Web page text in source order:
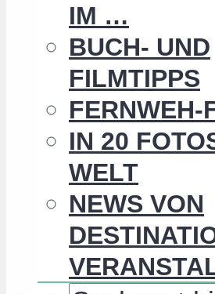
IM …
BUCH- UND
FILMTIPPS
FERNWEH-
IN 20
WELT
NEWS VON